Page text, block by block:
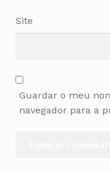
Site
Guardar o meu
navegador para a